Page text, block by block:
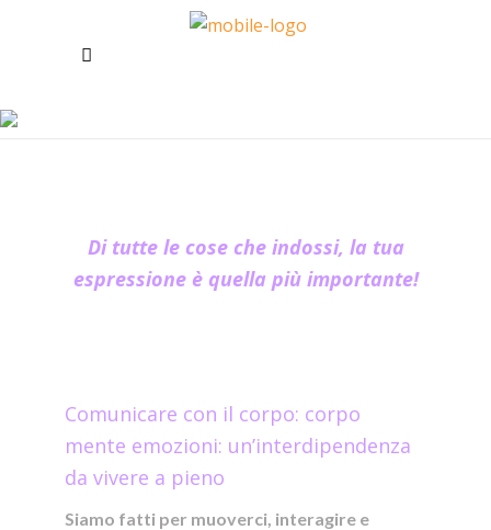
Di tutte le cose che indossi, la tua
espressione è quella più importante!
Comunicare con il corpo: corpo
mente emozioni: un’interdipendenza
da vivere a pieno
Siamo fatti per muoverci, interagire e